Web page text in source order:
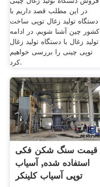
در این مطلب قصد داریم با
دستگاه تولید زغال توپی ساخت
کشور چین آشنا شویم. در ادامه
تولید زغال با دستگاه تولید زغال
توپی چینی را بررسی خواهیم
کرد.
قیمت سنگ شکن فکی
استفاده شده, آسیاب
توپی آسیاب کلینکر